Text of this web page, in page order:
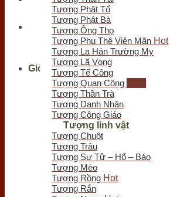
Tìm
kiếm:
Giỏ hàng
Chưa có sản phẩm
Tượng Phật Tổ
Tượng Phật Bà
Tượng Ông Thọ
Tượng Phu Thê Viên Mãn
Tượng La Hán Trường My
Tượng Lã Vọng
Tượng Tế Công
Tượng Quan Công
Tượng Thần Trà
Tượng Danh Nhân
Tượng Công Giáo
Tượng linh vật
Tượng Chuột
Tượng Trâu
Tượng Sư Tử – Hổ – Báo
Tượng Mèo
Tượng Rồng
Tượng Rắn